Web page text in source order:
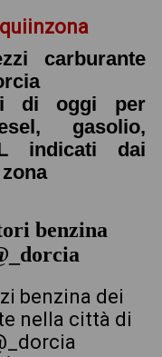
carburante
di oggi per
gasolio,
indicati dai
benzina
benzina dei
nella città di